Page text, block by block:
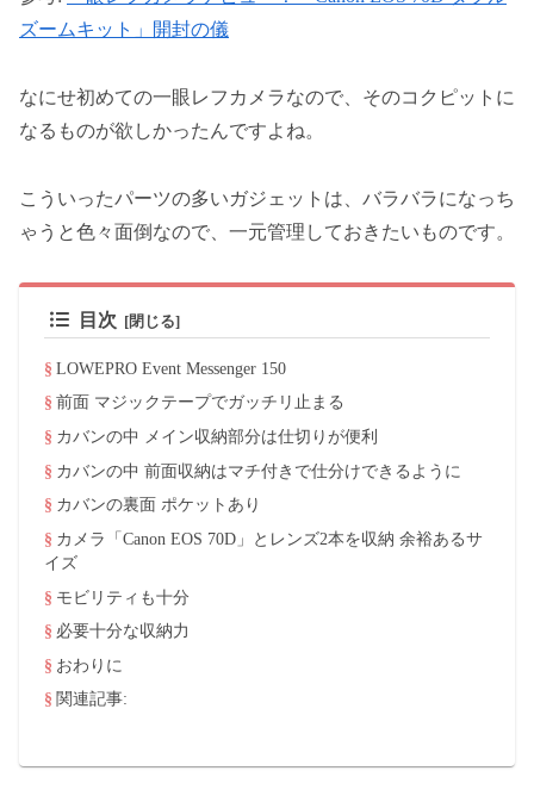
ズームキット」開封の儀
なにせ初めての一眼レフカメラなので、そのコクピットに
なるものが欲しかったんですよね。
こういったパーツの多いガジェットは、バラバラになっち
ゃうと色々面倒なので、一元管理しておきたいものです。
目次
LOWEPRO Event Messenger 150
前面 マジックテープでガッチリ止まる
カバンの中 メイン収納部分は仕切りが便利
カバンの中 前面収納はマチ付きで仕分けできるように
カバンの裏面 ポケットあり
カメラ「Canon EOS 70D」とレンズ2本を収納 余裕あるサ
イズ
モビリティも十分
必要十分な収納力
おわりに
関連記事: